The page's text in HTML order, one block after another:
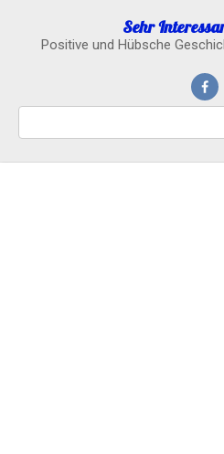
content
Sehr
Positive und Hübsche